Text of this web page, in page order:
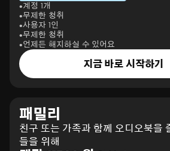
계정 1개
무제한 청취
사용자 1인
무제한 청취
언제든 해지하실 수 있어요
지금 바로 시작하기
패밀리
친구 또는 가족과 함께 오디오북을
들을 위해